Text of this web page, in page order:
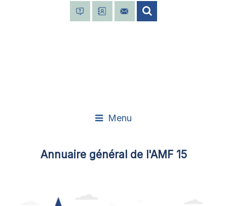
Menu
Annuaire général de l'AMF 15